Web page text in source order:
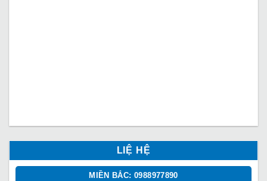
LIỆ HỆ
MIỀN BẮC: 0988977890